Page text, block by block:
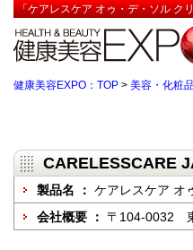
「ケアレスケア オゥ・デ・ソル ク
健康美容EXPO：TOP > 美容・化粧
CARELESSCARE
製品名 ： ケアレスケア オ
会社概要 ： 〒104-0032